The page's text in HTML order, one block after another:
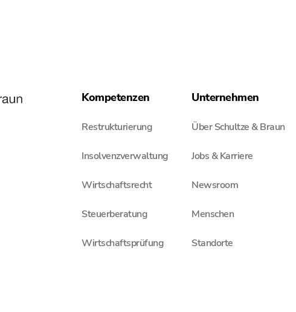
Kompetenzen
Restrukturierung
Insolvenzverwaltung
Wirtschaftsrecht
Steuerberatung
Wirtschaftsprüfung
Unternehmen
Über Schultze & Braun
Jobs & Karriere
Newsroom
Menschen
Standorte